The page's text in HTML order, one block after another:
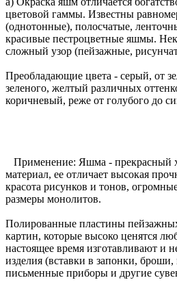
цветовой гаммы. Известны
(однотонные), полосчатые,
красивые пестроцветные яшмы.
сложный узор (пейзажные,
Преобладающие цвета - серый, от
зеленого, желтый различных
коричневый, реже от голубого до
Применение: Яшма - прекрасный
материал, ее отличает высокая
красота рисунков и тонов,
размеры монолитов.
Полированные пластины
картин, которые высоко ценятся
настоящее время изготавливают и
изделия (вставки в запонки,
письменные приборы и другие